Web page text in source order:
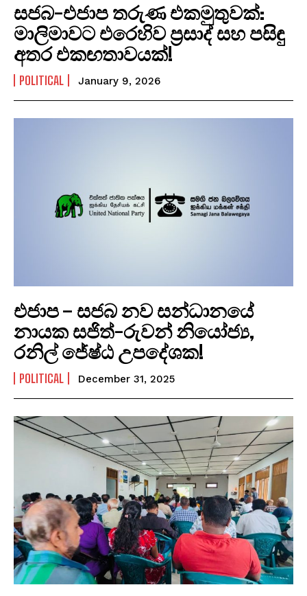
සජබ-එජාප තරුණ එකමුතුවක්:
මාලිමාවට එරෙහිව ප්‍රසාද් සහ පසිඳු
අතර එකඟතාවයක්!
POLITICAL January 9, 2026
එජාප – සජබ නව සන්ධානයේ
නායක සජිත්-රුවන් නියෝජ්‍ය,
රනිල් ජේෂ්ඨ උපදේශක!
POLITICAL December 31, 2025